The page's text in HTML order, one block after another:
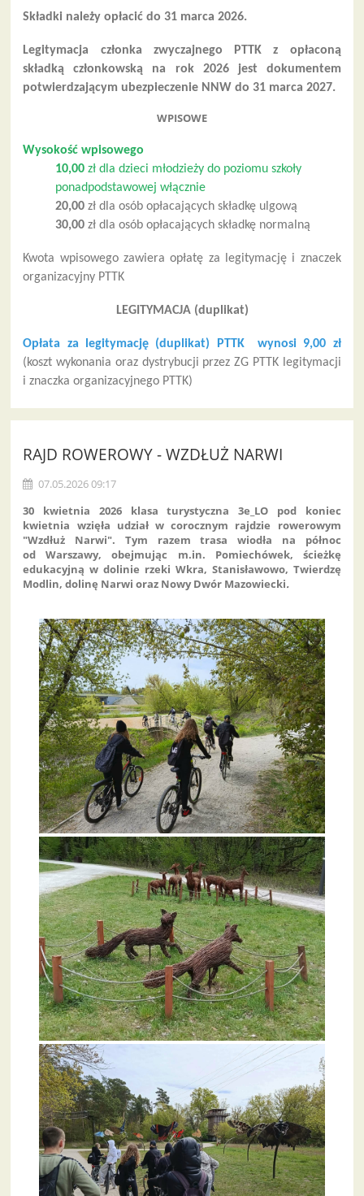
Składki należy opłacić do 31 marca 2026.
Legitymacja członka zwyczajnego PTTK z opłaconą
składką członkowską na rok 2026 jest dokumentem
potwierdzającym ubezpieczenie NNW do 31 marca 2027.
WPISOWE
Wysokość wpisowego
10,00 zł dla dzieci młodzieży do poziomu szkoły
ponadpodstawowej włącznie
20,00 zł dla osób opłacających składkę ulgową
30,00 zł dla osób opłacających składkę normalną
Kwota wpisowego zawiera opłatę za legitymację i znaczek
organizacyjny PTTK
LEGITYMACJA (duplikat)
Opłata za legitymację (duplikat) PTTK wynosi 9,00 zł
(koszt wykonania oraz dystrybucji przez ZG PTTK legitymacji
i znaczka organizacyjnego PTTK)
RAJD ROWEROWY - WZDŁUŻ NARWI
07.05.2026 09:17
30 kwietnia 2026 klasa turystyczna 3e_LO pod koniec
kwietnia wzięła udział w corocznym rajdzie rowerowym
"Wzdłuż Narwi". Tym razem trasa wiodła na północ
od Warszawy, obejmując m.in. Pomiechówek, ścieżkę
edukacyjną w dolinie rzeki Wkra, Stanisławowo, Twierdzę
Modlin, dolinę Narwi oraz Nowy Dwór Mazowiecki.